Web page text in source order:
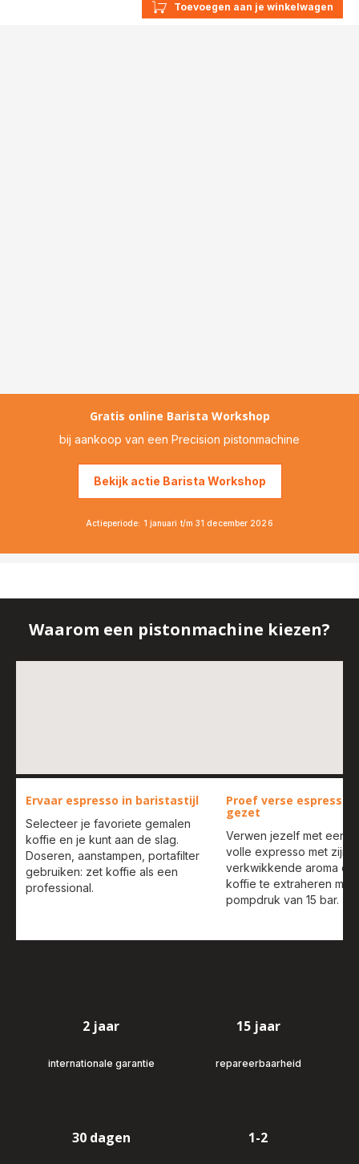
Toevoegen aan je winkelwagen
pistonmachine
Gratis online Barista Workshop
bij aankoop van een Precision pistonmachine
Bekijk actie Barista Workshop
Actieperiode: 1 januari t/m 31 december 2026
Waarom een pistonmachine kiezen?
Ervaar espresso in baristastijl
Selecteer je favoriete gemalen
koffie en je kunt aan de slag.
Doseren, aanstampen, portafilter
gebruiken: zet koffie als een
professional.
Proef verse
gezet
Verwen jezelf met een
volle expresso met zijn
verkwikkende aroma
koffie te extraheren met
pompdruk van 15 bar.
2 jaar
internationale garantie
15 jaar
repareerbaarheid
30 dagen 1-2